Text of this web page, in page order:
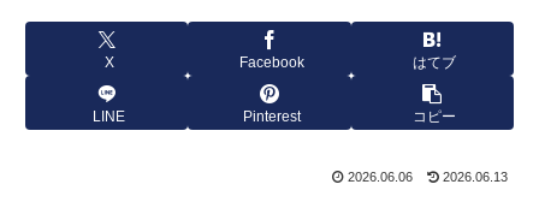
X Facebook はてブ
LINE Pinterest コピー
2026.06.06 2026.06.13